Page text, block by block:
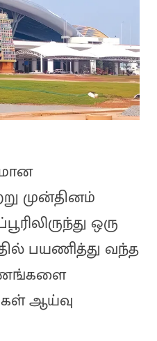
முன்தினம்
ஒரு
பயணித்து வந்த
ஆய்வு